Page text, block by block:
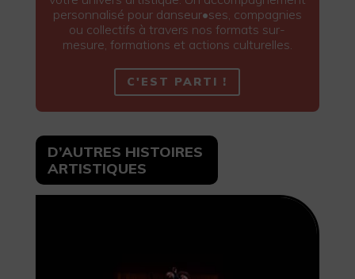
personnalisé pour danseur•ses, compagnies
ou collectifs à travers nos formats sur-
mesure, formations et actions culturelles.
C'EST PARTI !
D’AUTRES HISTOIRES
ARTISTIQUES